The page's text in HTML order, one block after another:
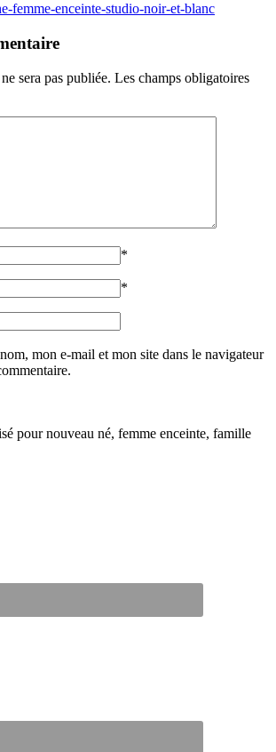
femme-enceinte-studio-noir-et-blanc
sera pas publiée. Les champs obligatoires
*
*
mon e-mail et mon site dans le navigateur
pour nouveau né, femme enceinte, famille